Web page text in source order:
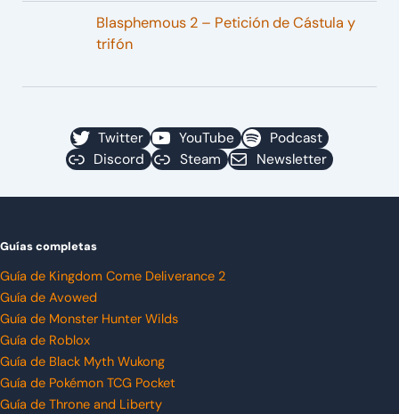
Blasphemous 2 – Petición de Cástula y
trifón
Twitter YouTube
Podcast
Discord
Steam Newsletter
Guías completas
Guía de Kingdom Come Deliverance 2
Guía de Avowed
Guía de Monster Hunter Wilds
Guía de Roblox
Guía de Black Myth Wukong
Guía de Pokémon TCG Pocket
Guía de Throne and Liberty